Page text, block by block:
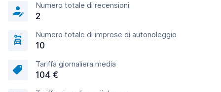
Numero totale di recensioni
2
Numero totale di imprese di autonoleggio
10
Tariffa giornaliera media
104 €